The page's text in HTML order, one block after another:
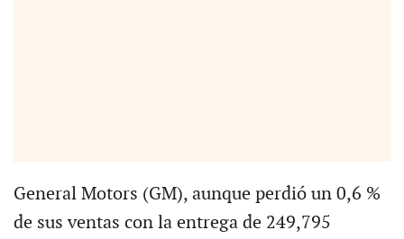
General Motors (GM), aunque perdió un 0,6 %
de sus ventas con la entrega de 249,795